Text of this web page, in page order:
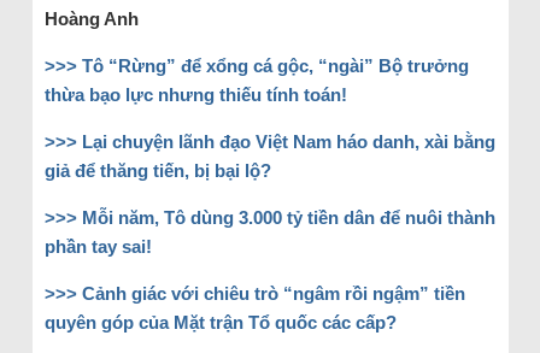
Hoàng Anh
>>> Tô “Rừng” để xổng cá gộc, “ngài” Bộ trưởng
thừa bạo lực nhưng thiếu tính toán!
>>> Lại chuyện lãnh đạo Việt Nam háo danh, xài bằng
giả để thăng tiến, bị bại lộ?
>>> Mỗi năm, Tô dùng 3.000 tỷ tiền dân để nuôi thành
phần tay sai!
>>> Cảnh giác với chiêu trò “ngâm rồi ngậm” tiền
quyên góp của Mặt trận Tổ quốc các cấp?